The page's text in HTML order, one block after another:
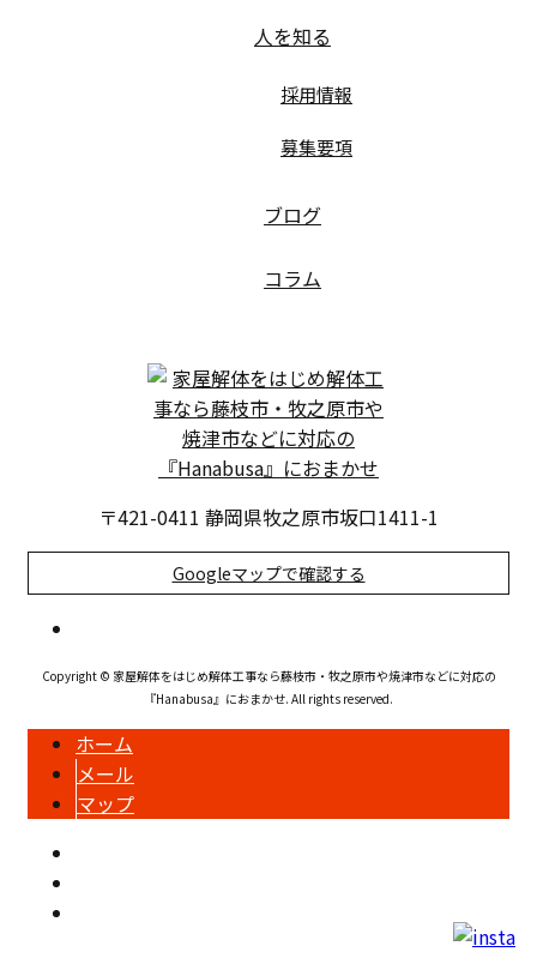
人を知る
採用情報
募集要項
ブログ
コラム
〒421-0411 静岡県牧之原市坂口1411-1
Googleマップで確認する
Copyright © 家屋解体をはじめ解体工事なら藤枝市・牧之原市や焼津市などに対応の
『Hanabusa』におまかせ. All rights reserved.
ホーム
メール
マップ